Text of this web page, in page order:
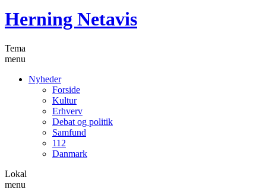
Herning Netavis
Tema
menu
Nyheder
Forside
Kultur
Erhverv
Debat og politik
Samfund
112
Danmark
Lokal
menu